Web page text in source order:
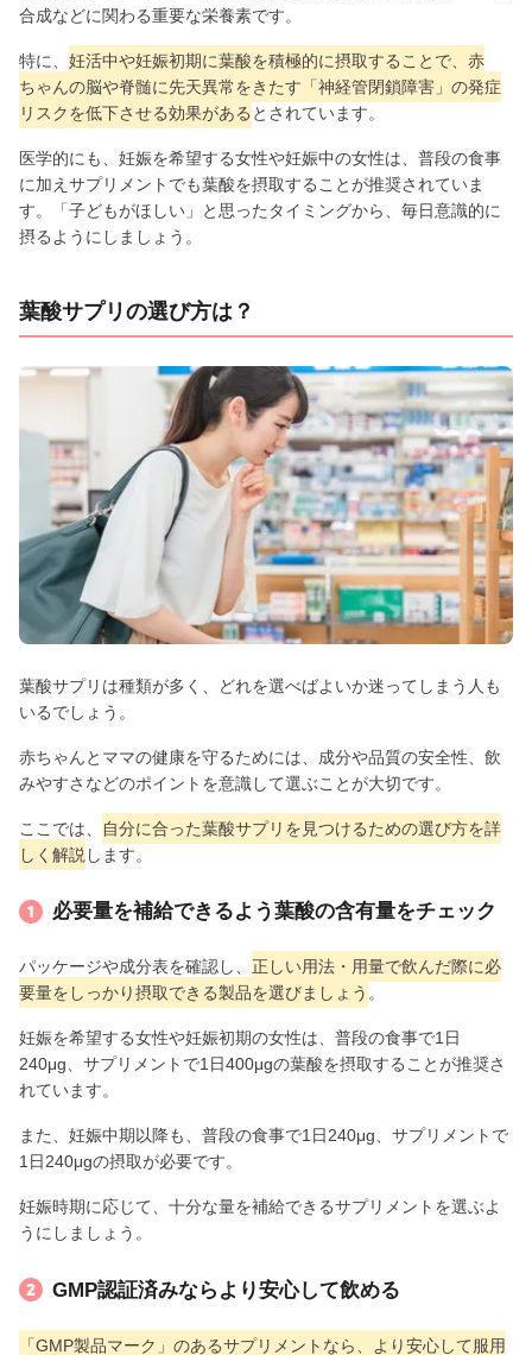
合成などに関わる重要な栄養素です。
特に、 妊活中や妊娠初期に葉酸を積極的に摂取することで、赤
ちゃんの脳や脊髄に先天異常をきたす「神経管閉鎖障害」の発症
リスクを低下させる効果がある とされています。
医学的にも、妊娠を希望する女性や妊娠中の女性は、普段の食事
に加えサプリメントでも葉酸を摂取することが推奨されていま
す。「子どもがほしい」と思ったタイミングから、毎日意識的に
摂るようにしましょう。
葉酸サプリの選び方は？
葉酸サプリは種類が多く、どれを選べばよいか迷ってしまう人も
いるでしょう。
赤ちゃんとママの健康を守るためには、成分や品質の安全性、飲
みやすさなどのポイントを意識して選ぶことが大切です。
ここでは、
自分に合った葉酸サプリを見つけるための選び方を詳
しく解説 します。
必要量を補給できるよう葉酸の含有量をチェック
パッケージや成分表を確認し、 正しい用法・用量で飲んだ際に必
要量をしっかり摂取できる製品を選びましょう 。
妊娠を希望する女性や妊娠初期の女性は、普段の食事で1日
240μg、サプリメントで1日400μgの葉酸を摂取することが推奨さ
れています。
また、妊娠中期以降も、普段の食事で1日240μg、サプリメントで
1日240μgの摂取が必要です。
妊娠時期に応じて、十分な量を補給できるサプリメントを選ぶよ
うにしましょう。
GMP認証済みならより安心して飲める
「GMP製品マーク」のあるサプリメントなら、より安心して服用